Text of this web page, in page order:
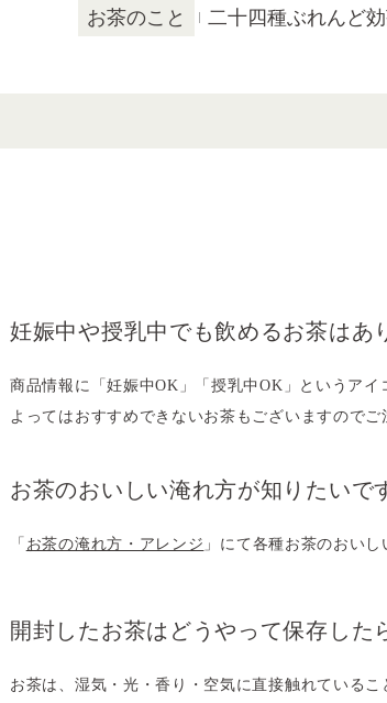
お茶のこと 二十四種ぶれんど
妊娠中や授乳中でも飲めるお茶はあ
商品情報に「妊娠中OK」「授乳中OK」というア
よってはおすすめできないお茶もございますのでご
お茶のおいしい淹れ方が知りたいで
「 お茶の淹れ方・アレンジ 」にて各種お茶のおい
開封したお茶はどうやって保存した
お茶は、湿気・光・香り・空気に直接触れている